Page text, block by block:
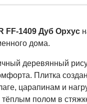
FF-1409 Дуб Орхус
дома.
деревянный
Плитка
царапинам и
тёплым полом в